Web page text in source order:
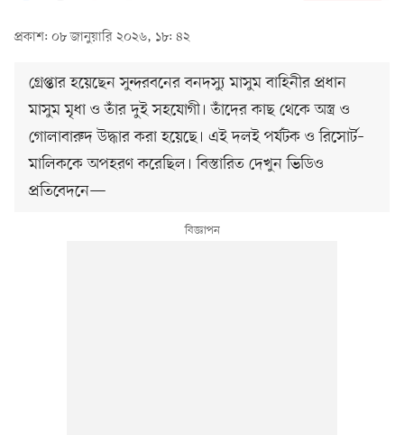
প্রকাশ: ০৮ জানুয়ারি ২০২৬, ১৮: ৪২
গ্রেপ্তার হয়েছেন সুন্দরবনের বনদস্যু মাসুম বাহিনীর প্রধান
মাসুম মৃধা ও তাঁর দুই সহযোগী। তাঁদের কাছ থেকে অস্ত্র ও
গোলাবারুদ উদ্ধার করা হয়েছে। এই দলই পর্যটক ও রিসোর্ট–
মালিককে অপহরণ করেছিল। বিস্তারিত দেখুন ভিডিও
প্রতিবেদনে—